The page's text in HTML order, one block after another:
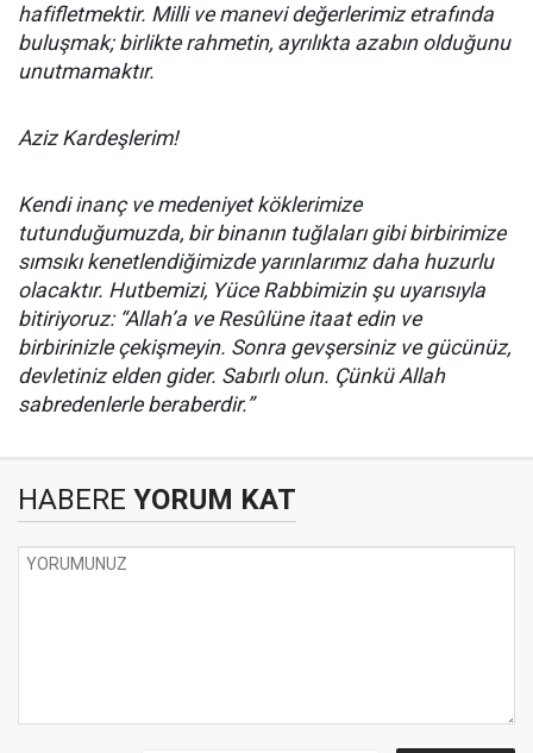
hafifletmektir. Milli ve manevi değerlerimiz etrafında
buluşmak; birlikte rahmetin, ayrılıkta azabın olduğunu
unutmamaktır.
Aziz Kardeşlerim!
Kendi inanç ve medeniyet köklerimize
tutunduğumuzda, bir binanın tuğlaları gibi birbirimize
sımsıkı kenetlendiğimizde yarınlarımız daha huzurlu
olacaktır. Hutbemizi, Yüce Rabbimizin şu uyarısıyla
bitiriyoruz: “Allah’a ve Resûlüne itaat edin ve
birbirinizle çekişmeyin. Sonra gevşersiniz ve gücünüz,
devletiniz elden gider. Sabırlı olun. Çünkü Allah
sabredenlerle beraberdir.”
HABERE YORUM KAT